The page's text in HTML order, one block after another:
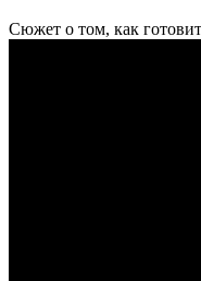
Сюжет о том, как